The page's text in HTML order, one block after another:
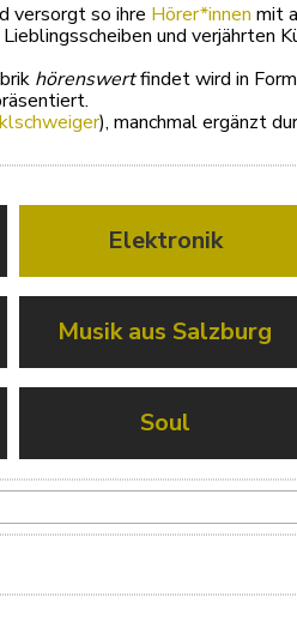
versorgt so ihre Hörer*innen mit
und verjährten
hörenswertfindet wird in
), manchmal ergänzt
Elektronik
Musik aus Salzburg
Soul